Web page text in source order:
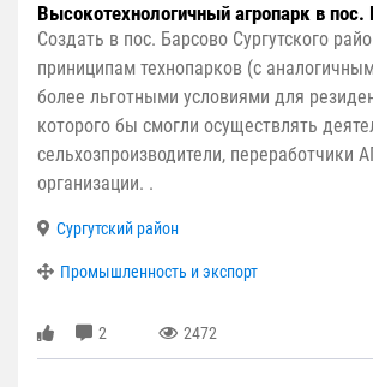
Высокотехнологичный агропарк в пос.
Создать в пос. Барсово Сургутского
приниципам технопарков (с
более льготными условиями для
которого бы смогли осуществлять
сельхозпроизводители, переработчики
организации. .
Сургутский район
Промышленность и экспорт
2 2472